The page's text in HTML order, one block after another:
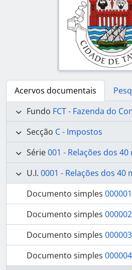
Acervos documentais
Fundo FCT - Fazenda do
Secção C - Impostos
Série001 - Relações dos 40
U.I. 0001 - Relações dos 40
Documento simples 000001 -
Documento simples 000002 -
Documento simples 000003 -
Documento simples 000004 -